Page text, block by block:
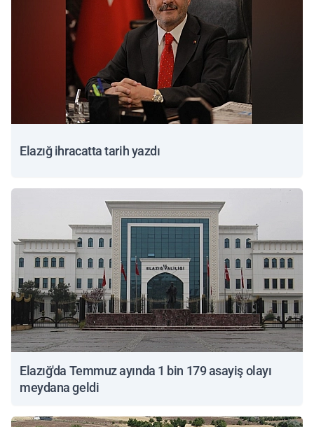
Elazığ ihracatta tarih yazdı
Elazığ'da Temmuz ayında 1 bin 179 asayiş olayı
meydana geldi